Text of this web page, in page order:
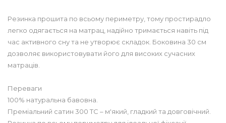
Резинка прошита по всьому периметру, тому простирадло
легко одягається на матрац, надійно тримається навіть під
час активного сну та не утворює складок. Боковина 30 см
дозволяє використовувати його для високих сучасних
матраців.
Переваги
100% натуральна бавовна.
Преміальний сатин 300 TC – м'який, гладкий та довговічний.